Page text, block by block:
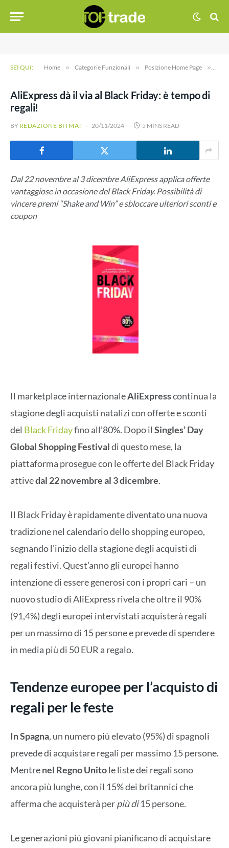
SEI QUI: Home » Categorie Funzionali » Posizione Home Page »
AliExpress dà il via al Black Friday: è tempo di
regali!
BY REDAZIONE BITMAT 20/11/2024 5 MINS READ
Dal 22 novembre al 3 dicembre AliExpress applica offerte
vantaggiose in occasione del Black Friday. Possibilità di
vincere premi “Shake and Win” e sbloccare ulteriori sconti e
coupon
Il marketplace internazionaleAliExpresscontinua la
stagione degli acquisti natalizi con offerte e sconti
del Black Fridayfino all’80%. Dopo il Singles’ Day
Global Shopping Festivaldi questo mese, la
piattaforma prosegue con le offerte del Black Friday
attivedal 22 novembre al 3 dicembre.
Il Black Friday è rapidamente diventato una nuova
tradizione nel calendario dello shopping europeo,
segnando l’inizio della stagione degli acquisti di
regali festivi. Quest’anno gli europei hanno
intenzione di essere generosi con i propri cari – un
nuovo studio di AliExpress rivela che oltre il 90%
(91,4%) degli europei intervistati acquisterà regali
per un massimo di 15 persone e prevede di spendere
in media più di 50 EUR a regalo.
Tendenze europee per l’acquisto di
regali per le feste
In Spagna, un numero più elevato (95%) di spagnoli
prevede di acquistare regali per massimo 15 persone.
Mentrenel Regno Unitole liste dei regali sono
ancora più lunghe, con il 15% dei britannici che
afferma che acquisterà perpiù di15 persone.
Le generazioni più giovani pianificano di acquistare